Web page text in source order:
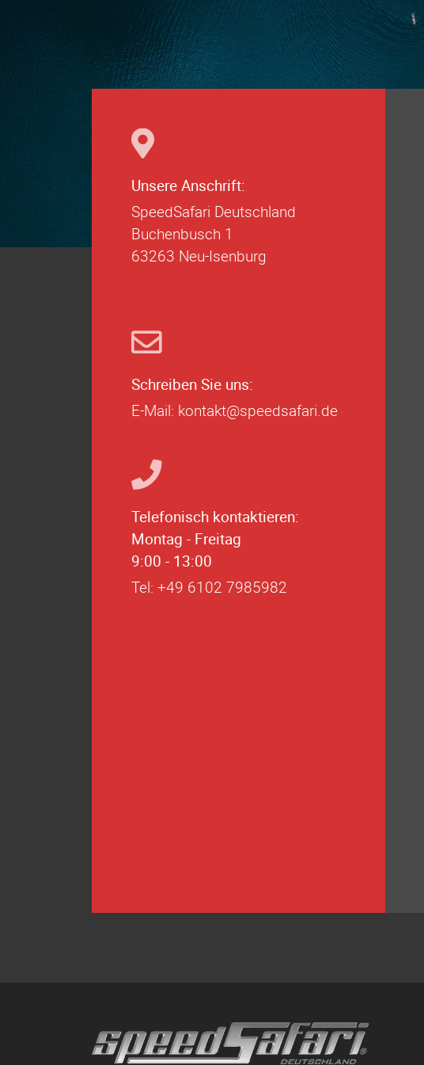
Unsere Anschrift:
SpeedSafari Deutschland
Buchenbusch 1
63263 Neu-Isenburg
Schreiben Sie uns:
E-Mail: kontakt@speedsafari.de
Telefonisch kontaktieren:
Montag - Freitag
9:00 - 13:00
Tel: +49 6102 7985982